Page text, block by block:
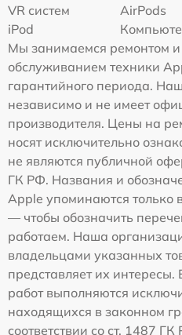
VR систем
AirPods
iPod
Мы занимаемся ремонтом и
обслуживанием техники
гарантийного периода.
независимо и не имеет
производителя. Цены на
носят исключительно
не являются публичной
ГК РФ. Названия и
Apple упоминаются
— чтобы обозначить
работаем. Наша
владельцами указанных
представляет их
работ выполняются
находящихся в законном
соответствии со ст. 1487 ГК